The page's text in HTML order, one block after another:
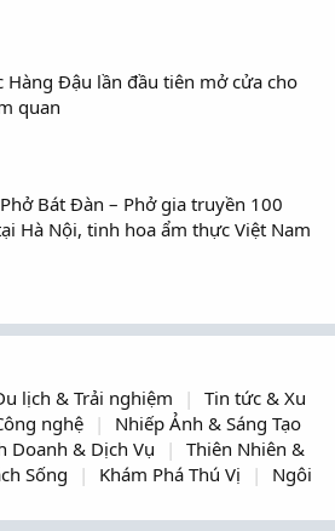
Hàng Đậu lần đầu tiên mở cửa cho
quan
Bát Đàn – Phở gia truyền 100
Hà Nội, tinh hoa ẩm thực Việt Nam
lịch & Trải nghiệm
Tin tức & Xu
nghệ
Nhiếp Ảnh & Sáng Tạo
Doanh & Dịch Vụ
Thiên Nhiên &
Sống Khám Phá Thú Vị
Ngôi